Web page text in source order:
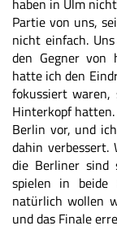
haben in Ulm
Partie von uns,
nicht einfach.
den Gegner von
hatte ich den
fokussiert waren,
Hinterkopf
Berlin vor, und
dahin
die Berliner sind
spielen in beide
natürlich wollen
und das Finale